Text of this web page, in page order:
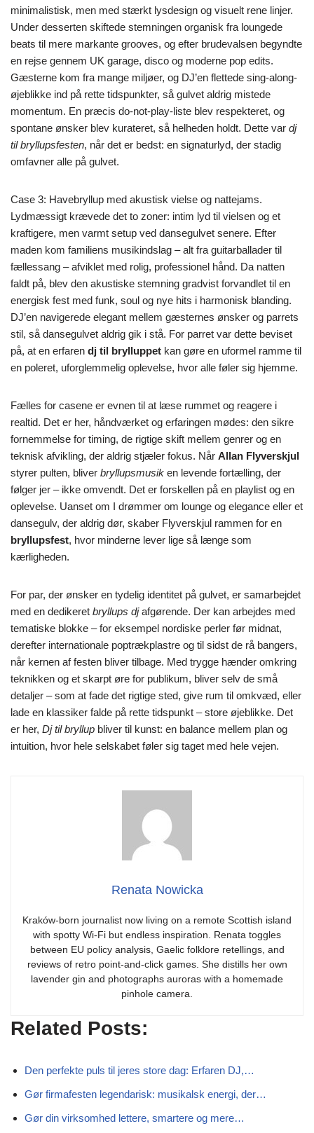
minimalistisk, men med stærkt lysdesign og visuelt rene linjer.
Under desserten skiftede stemningen organisk fra loungede
beats til mere markante grooves, og efter brudevalsen begyndte
en rejse gennem UK garage, disco og moderne pop edits.
Gæsterne kom fra mange miljøer, og DJ’en flettede sing-along-
øjeblikke ind på rette tidspunkter, så gulvet aldrig mistede
momentum. En præcis do-not-play-liste blev respekteret, og
spontane ønsker blev kurateret, så helheden holdt. Dette var dj
til bryllupsfesten, når det er bedst: en signaturlyd, der stadig
omfavner alle på gulvet.
Case 3: Havebryllup med akustisk vielse og nattejams.
Lydmæssigt krævede det to zoner: intim lyd til vielsen og et
kraftigere, men varmt setup ved dansegulvet senere. Efter
maden kom familiens musikindslag – alt fra guitarballader til
fællessang – afviklet med rolig, professionel hånd. Da natten
faldt på, blev den akustiske stemning gradvist forvandlet til en
energisk fest med funk, soul og nye hits i harmonisk blanding.
DJ’en navigerede elegant mellem gæsternes ønsker og parrets
stil, så dansegulvet aldrig gik i stå. For parret var dette beviset
på, at en erfaren dj til brylluppet kan gøre en uformel ramme til
en poleret, uforglemmelig oplevelse, hvor alle føler sig hjemme.
Fælles for casene er evnen til at læse rummet og reagere i
realtid. Det er her, håndværket og erfaringen mødes: den sikre
fornemmelse for timing, de rigtige skift mellem genrer og en
teknisk afvikling, der aldrig stjæler fokus. Når Allan Flyverskjul
styrer pulten, bliver bryllupsmusik en levende fortælling, der
følger jer – ikke omvendt. Det er forskellen på en playlist og en
oplevelse. Uanset om I drømmer om lounge og elegance eller et
dansegulv, der aldrig dør, skaber Flyverskjul rammen for en
bryllupsfest, hvor minderne lever lige så længe som
kærligheden.
For par, der ønsker en tydelig identitet på gulvet, er samarbejdet
med en dedikeret bryllups djafgørende. Der kan arbejdes med
tematiske blokke – for eksempel nordiske perler før midnat,
derefter internationale poptrækplastre og til sidst de rå bangers,
når kernen af festen bliver tilbage. Med trygge hænder omkring
teknikken og et skarpt øre for publikum, bliver selv de små
detaljer – som at fade det rigtige sted, give rum til omkvæd, eller
lade en klassiker falde på rette tidspunkt – store øjeblikke. Det
er her, Dj til bryllup bliver til kunst: en balance mellem plan og
intuition, hvor hele selskabet føler sig taget med hele vejen.
Renata Nowicka
Kraków-born journalist now living on a remote Scottish island
with spotty Wi-Fi but endless inspiration. Renata toggles
between EU policy analysis, Gaelic folklore retellings, and
reviews of retro point-and-click games. She distills her own
lavender gin and photographs auroras with a homemade
pinhole camera.
Related Posts:
Den perfekte puls til jeres store dag: Erfaren DJ,…
Gør firmafesten legendarisk: musikalsk energi, der…
Gør din virksomhed lettere, smartere og mere…